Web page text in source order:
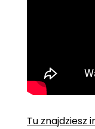
Tu znajdziesz